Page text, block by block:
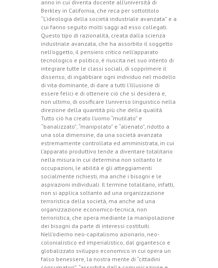
anno in cui diventa docente all’università di
Berkley in California, che reca per sottotitolo
“L’ideologia della società industriale avanzata” e a
cui fanno seguito molti saggi ad esso collegati.
Questo tipo di razionalità, creata dalla scienza
industriale avanzata, che ha assorbito il soggetto
nell’oggetto, il pensiero critico nell’apparato
tecnologico e politico, è riuscita nel suo intento di
integrare tutte le classi sociali, di sopprimere il
dissenso, di ingabbiare ogni individuo nel modello
di vita dominante, di dare a tutti l’illusione di
essere felici e di ottenere ciò che si desidera e,
non ultimo, di ossificare l’universo linguistico nella
direzione della quantità più che della qualità.
Tutto ciò ha creato l’uomo “mutilato” e
“banalizzato”, “manipolato” e “alienato”, ridotto a
una sola dimensine, da una società avanzata
estremamente controllata ed amministrata, in cui
l’apparato produttivo tende a diventare totalitario
nella misura in cui determina non soltanto le
occupazioni, le abilità e gli atteggiamenti
socialmente richiesti, ma anche i bisogni e le
aspirazioni individuali. Il termine totalitario, infatti,
non si applica soltanto ad una organizzazione
terroristica della società, ma anche ad una
organizzazione economico-tecnica, non
terroristica, che opera mediante la manipolazione
dei bisogni da parte di interessi costituiti.
Nell’odierno neo-capitalismo azionario, neo-
colonialistico ed imperialistico, dal gigantesco e
globalizzato sviluppo economico in cui opera un
falso benessere, la nostra mente di “cittadini